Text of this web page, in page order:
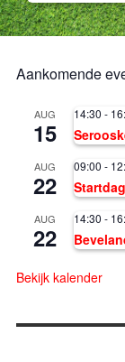
Aankomende
AUG
15
14:30 -
AUG
22
09:00 -
AUG
22
14:30 -
Bekijk kalender